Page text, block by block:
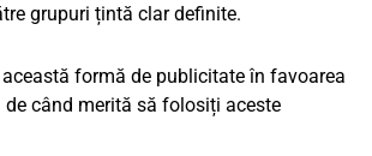
grupuri țintă clar definite.
formă de publicitate în favoarea
când merită să folosiți aceste